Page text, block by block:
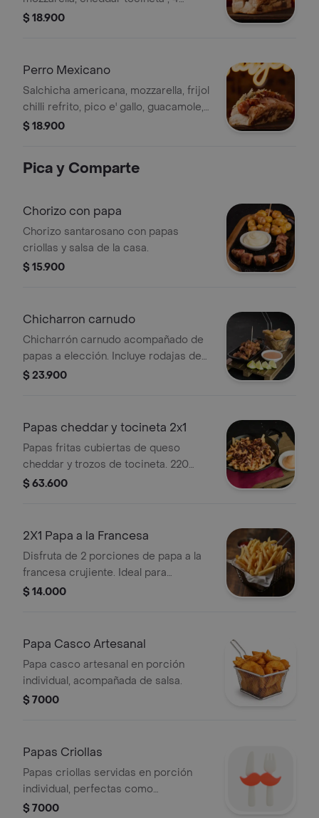
rodajas de piña a la parrilla, papa chip,
$ 18.900
Perro Mexicano
Salchicha americana, mozzarella, frijol
chilli refrito, pico e' gallo, guacamole,
jamón, papa chip, chipotle, salsa, pan.
$ 18.900
Pica y Comparte
Chorizo con papa
Chorizo santarosano con papas
criollas y salsa de la casa.
$ 15.900
Chicharron carnudo
Chicharrón carnudo acompañado de
papas a elección. Incluye rodajas de
limón y salsa para acompañar.
$ 23.900
Papas cheddar y tocineta 2x1
Papas fritas cubiertas de queso
cheddar y trozos de tocineta. 220
gramos .
$ 63.600
2X1 Papa a la Francesa
Disfruta de 2 porciones de papa a la
francesa crujiente. Ideal para
compartir.
$ 14.000
Papa Casco Artesanal
Papa casco artesanal en porción
individual, acompañada de salsa.
$ 7000
Papas Criollas
Papas criollas servidas en porción
individual, perfectas como
acompañamiento.
$ 7000